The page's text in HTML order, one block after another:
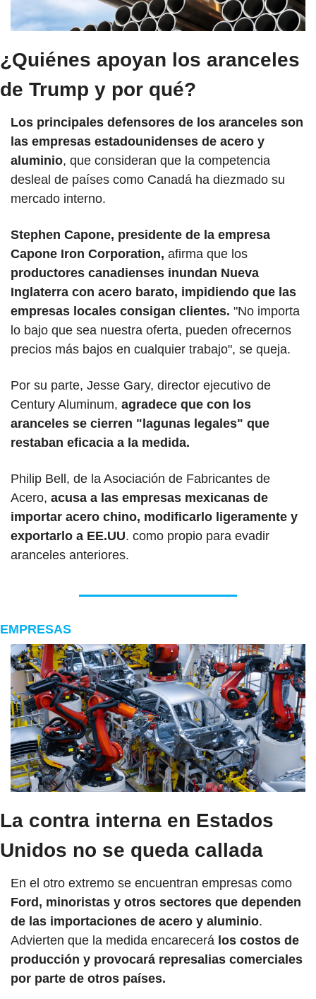
¿Quiénes apoyan los aranceles
de Trump y por qué?
Los principales defensores de los aranceles son
las empresas estadounidenses de acero y
aluminio, que consideran que la competencia
desleal de países como Canadá ha diezmado su
mercado interno.
Stephen Capone, presidente de la empresa
Capone Iron Corporation,
productores canadienses inundan Nueva
Inglaterra con acero barato, impidiendo que las
empresas locales consigan clientes. "No importa
lo bajo que sea nuestra oferta, pueden ofrecernos
precios más bajos en cualquier trabajo", se queja.
Por su parte, Jesse Gary, director ejecutivo de
Century Aluminum, agradece que con los
aranceles se cierren "lagunas legales" que
restaban eficacia a la medida.
Philip Bell, de la Asociación de Fabricantes de
Acero, acusa a las empresas mexicanas de
importar acero chino, modificarlo ligeramente y
exportarlo a EE.UU. como propio para evadir
aranceles anteriores.
EMPRESAS
La contra interna en Estados
Unidos no se queda callada
Ford, minoristas y otros sectores que dependen
de las importaciones de acero y aluminio.
Advierten que la medida encarecerá los costos de
producción y provocará represalias comerciales
por parte de otros países.